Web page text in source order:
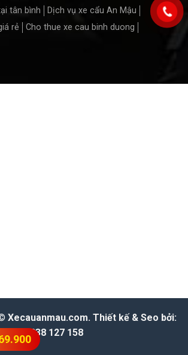
tân bình
Dịch vụ xe cẩu An Mậu
rẻ
Cho thue xe cau binh duong
Xecauanmau.com. Thiết kế & Seo bởi:
0938 127 158